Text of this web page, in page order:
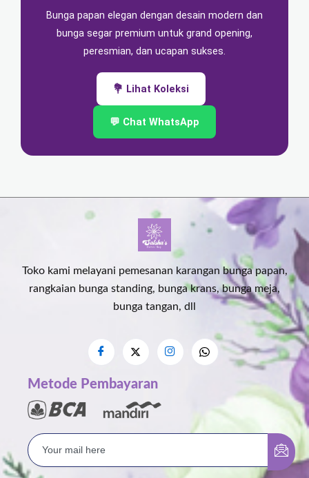
Bunga papan elegan dengan desain modern dan
bunga segar premium untuk grand opening,
peresmian, dan ucapan sukses.
💐 Lihat Koleksi
💬 Chat WhatsApp
Toko kami melayani pemesanan karangan bunga papan,
rangkaian bunga standing, bunga krans, bunga meja,
bunga tangan, dll
Metode Pembayaran